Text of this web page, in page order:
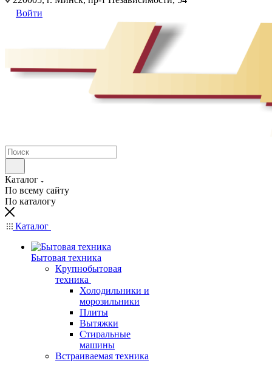
Войти
Каталог
По всему сайту
По каталогу
Каталог
Бытовая техника
Крупнобытовая
техника
Холодильники и
морозильники
Плиты
Вытяжки
Стиральные
машины
Встраиваемая техника